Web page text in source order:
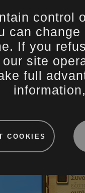
control
can
If you
our site
full
COOKIES